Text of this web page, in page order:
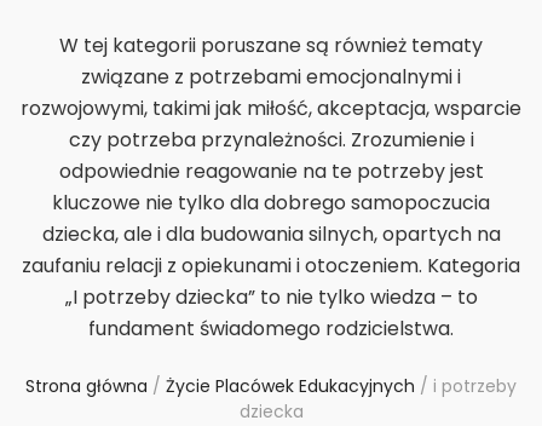
W tej kategorii poruszane są również tematy
związane z potrzebami emocjonalnymi i
rozwojowymi, takimi jak miłość, akceptacja, wsparcie
czy potrzeba przynależności. Zrozumienie i
odpowiednie reagowanie na te potrzeby jest
kluczowe nie tylko dla dobrego samopoczucia
dziecka, ale i dla budowania silnych, opartych na
zaufaniu relacji z opiekunami i otoczeniem. Kategoria
„I potrzeby dziecka” to nie tylko wiedza – to
fundament świadomego rodzicielstwa.
Strona główna / Życie Placówek Edukacyjnych / i potrzeby
dziecka